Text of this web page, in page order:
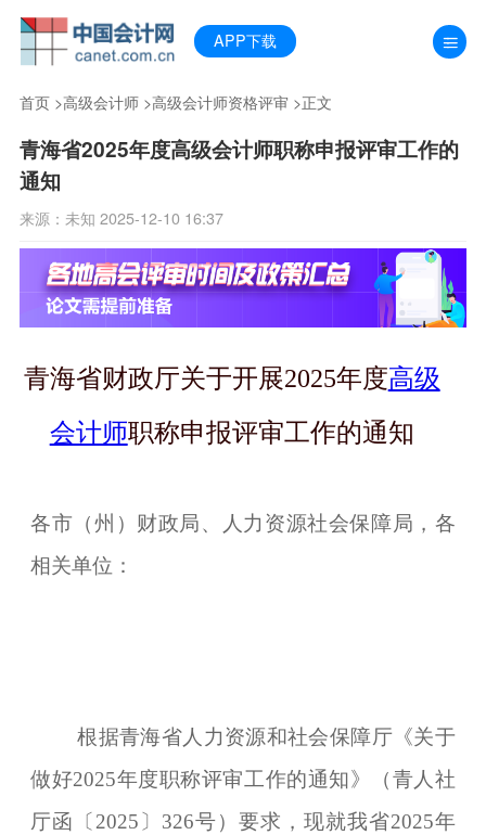
APP下载
首页>高级会计师>高级会计师资格评审 >正文
青海省2025年度高级会计师职称申报评审工作的
通知
来源：未知 2025-12-10 16:37
青海省财政厅关于开展2025年度高级
会计师职称申报评审工作的通知
各市（州）财政局、人力资源社会保障局，各
相关单位：
根据青海省人力资源和社会保障厅《关于
做好2025年度职称评审工作的通知》（青人社
厅函〔2025〕326号）要求，现就我省2025年